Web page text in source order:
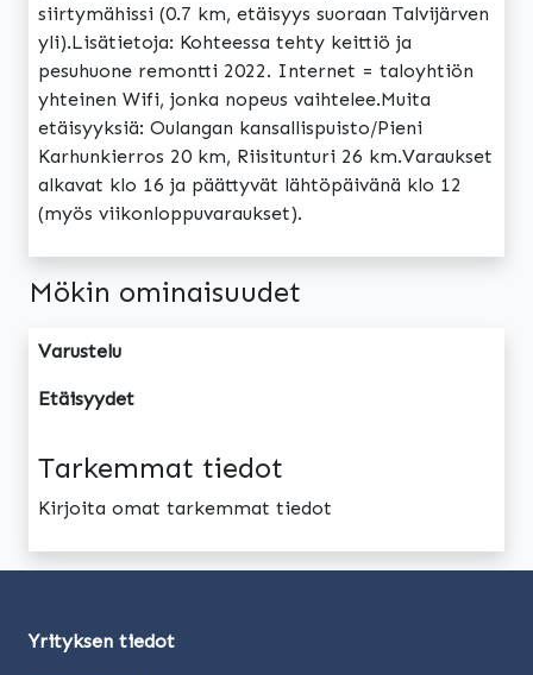
siirtymähissi (0.7 km, etäisyys suoraan Talvijärven
yli).Lisätietoja: Kohteessa tehty keittiö ja
pesuhuone remontti 2022. Internet = taloyhtiön
yhteinen Wifi, jonka nopeus vaihtelee.Muita
etäisyyksiä: Oulangan kansallispuisto/Pieni
Karhunkierros 20 km, Riisitunturi 26 km.Varaukset
alkavat klo 16 ja päättyvät lähtöpäivänä klo 12
(myös viikonloppuvaraukset).
Mökin ominaisuudet
Varustelu
Etäisyydet
Tarkemmat tiedot
Kirjoita omat tarkemmat tiedot
Yrityksen tiedot